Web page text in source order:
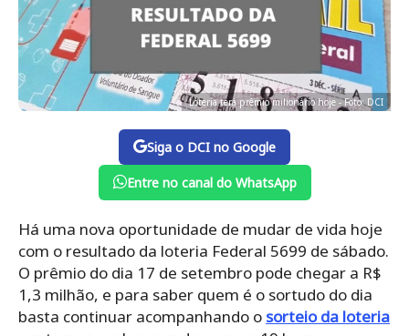
Loteria terá prêmio milionário hoje - Foto: DCI
Siga o DCI no Google
Entre no canal do WhatsApp
Há uma nova oportunidade de mudar de vida hoje
com o resultado da loteria Federal 5699 de sábado.
O prêmio do dia 17 de setembro pode chegar a R$
1,3 milhão, e para saber quem é o sortudo do dia
basta continuar acompanhando o sorteio da loteria